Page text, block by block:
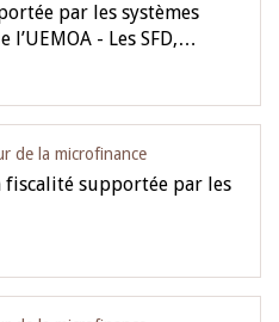
par les systèmes
- Les SFD,…
de la microfinance
fiscalité supportée par les